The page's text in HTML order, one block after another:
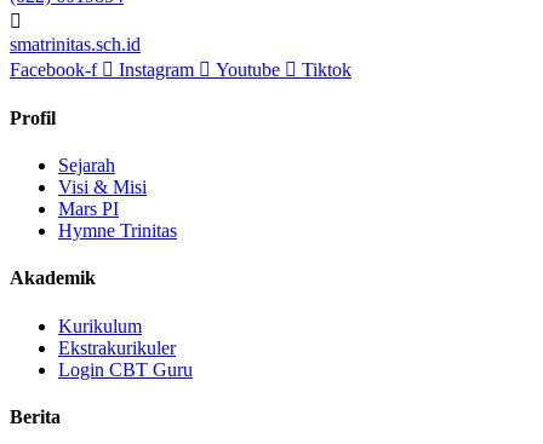
smatrinitas.sch.id
Facebook-f
Instagram Youtube Tiktok
Profil
Sejarah
Visi & Misi
Mars PI
Hymne Trinitas
Akademik
Kurikulum
Ekstrakurikuler
Login CBT Guru
Berita